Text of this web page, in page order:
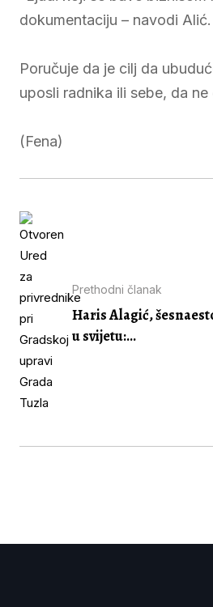
dokumentaciju – navodi Alić.
Poručuje da je cilj da
uposli radnika ili sebe, da
(Fena)
Prethodni članak
Haris Alagić,
u svijetu:...